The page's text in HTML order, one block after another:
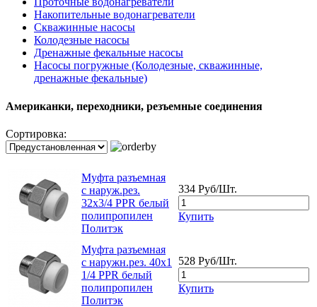
Накопительные водонагреватели
Скважинные насосы
Колодезные насосы
Дренажные фекальные насосы
Насосы погружные (Колодезные, скважинные,
дренажные фекальные)
Американки, переходники, резъемные соединения
Сортировка:
Муфта разъемная
с наруж.рез.
32х3/4 PPR белый
полипропилен
Политэк
334 Руб/Шт.
Купить
Муфта разъемная
с наружн.рез. 40х1
1/4 PPR белый
полипропилен
Политэк
528 Руб/Шт.
Купить